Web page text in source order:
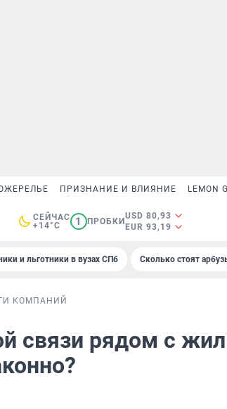
ПРИЗНАНИЕ И ВЛИЯНИЕ LEMON
СЕЙЧАС
+14°C
1 ПРОБКИ
USD 80,93
EUR 93,19
и льготники в вузах СПб Сколько стоят
КОМПАНИЙ
связи рядом с